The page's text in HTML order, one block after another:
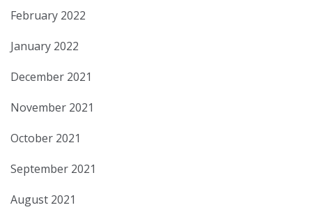
February 2022
January 2022
December 2021
November 2021
October 2021
September 2021
August 2021